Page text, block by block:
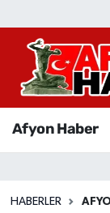
Afyon Haber
HABERLER
Afyon